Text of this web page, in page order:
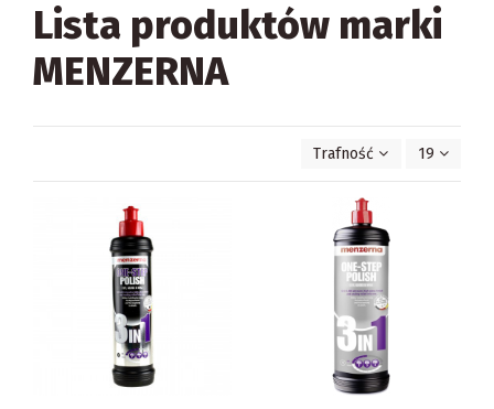
Lista produktów marki
MENZERNA
Trafność 19